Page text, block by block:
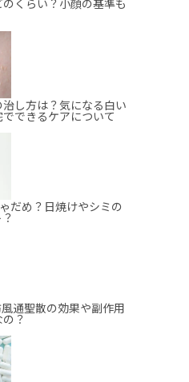
くらい？小顔の基準も
治し方は？気になる白い
できるケアについて
だめ？日焼けやシミの
風通聖散の効果や副作用
？